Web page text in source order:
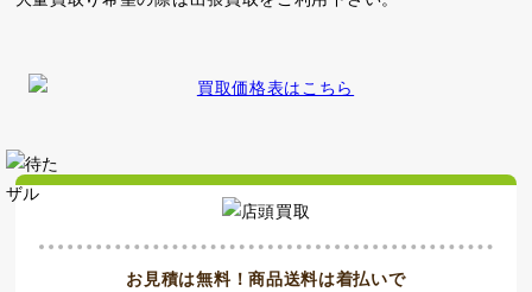
お見積は無料！商品送料は着払いで